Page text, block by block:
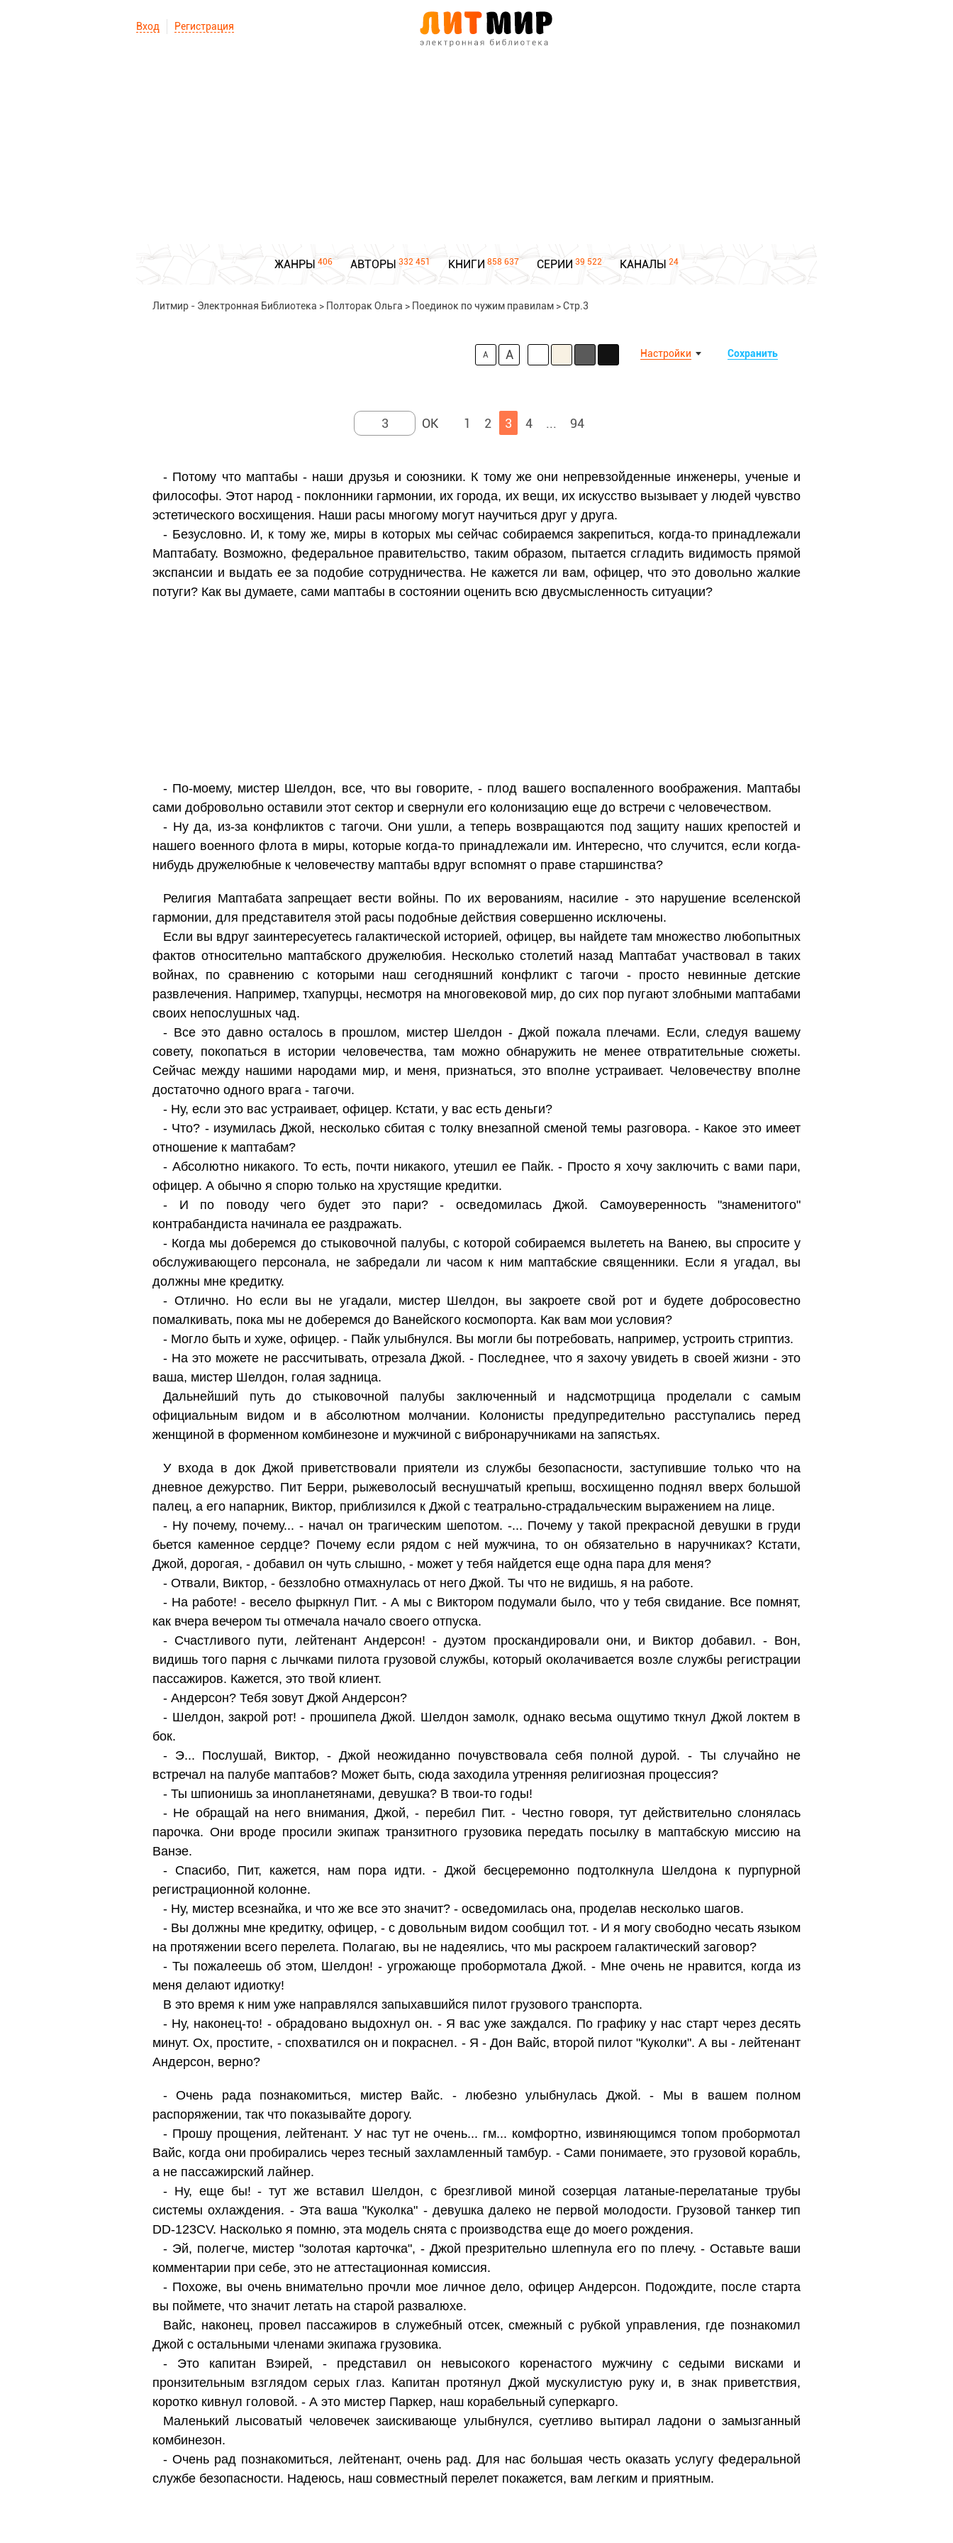
Вход Регистрация
ЖАНРЫ 406 АВТОРЫ 332 451 КНИГИ 858 637 СЕРИИ 39 522 КАНАЛЫ 24
Литмир - Электронная Библиотека > Полторак Ольга > Поединок по чужим правилам >Стр.3
Сохранить
Настройки
A A
1 2 3 4 ... 94
- Потому что маптабы - наши друзья и союзники. К тому же они непревзойденные инженеры, ученые и
философы. Этот народ - поклонники гармонии, их города, их вещи, их искусство вызывает у людей чувство
эстетического восхищения. Наши расы многому могут научиться друг у друга.
- Безусловно. И, к тому же, миры в которых мы сейчас собираемся закрепиться, когда-то принадлежали
Маптабату. Возможно, федеральное правительство, таким образом, пытается сгладить видимость прямой
экспансии и выдать ее за подобие сотрудничества. Не кажется ли вам, офицер, что это довольно жалкие
потуги? Как вы думаете, сами маптабы в состоянии оценить всю двусмысленность ситуации?
- По-моему, мистер Шелдон, все, что вы говорите, - плод вашего воспаленного воображения. Маптабы
сами добровольно оставили этот сектор и свернули его колонизацию еще до встречи с человечеством.
- Ну да, из-за конфликтов с тагочи. Они ушли, а теперь возвращаются под защиту наших крепостей и
нашего военного флота в миры, которые когда-то принадлежали им. Интересно, что случится, если когда-
нибудь дружелюбные к человечеству маптабы вдруг вспомнят о праве старшинства?
Религия Маптабата запрещает вести войны. По их верованиям, насилие - это нарушение вселенской
гармонии, для представителя этой расы подобные действия совершенно исключены.
Если вы вдруг заинтересуетесь галактической историей, офицер, вы найдете там множество любопытных
фактов относительно маптабского дружелюбия. Несколько столетий назад Маптабат участвовал в таких
войнах, по сравнению с которыми наш сегодняшний конфликт с тагочи - просто невинные детские
развлечения. Например, тхапурцы, несмотря на многовековой мир, до сих пор пугают злобными маптабами
своих непослушных чад.
- Все это давно осталось в прошлом, мистер Шелдон - Джой пожала плечами. Если, следуя вашему
совету, покопаться в истории человечества, там можно обнаружить не менее отвратительные сюжеты.
Сейчас между нашими народами мир, и меня, признаться, это вполне устраивает. Человечеству вполне
достаточно одного врага - тагочи.
- Ну, если это вас устраивает, офицер. Кстати, у вас есть деньги?
- Что? - изумилась Джой, несколько сбитая с толку внезапной сменой темы разговора. - Какое это имеет
отношение к маптабам?
- Абсолютно никакого. То есть, почти никакого, утешил ее Пайк. - Просто я хочу заключить с вами пари,
офицер. А обычно я спорю только на хрустящие кредитки.
- И по поводу чего будет это пари? - осведомилась Джой. Самоуверенность "знаменитого"
контрабандиста начинала ее раздражать.
- Когда мы доберемся до стыковочной палубы, с которой собираемся вылететь на Ванею, вы спросите у
обслуживающего персонала, не забредали ли часом к ним маптабские священники. Если я угадал, вы
должны мне кредитку.
- Отлично. Но если вы не угадали, мистер Шелдон, вы закроете свой рот и будете добросовестно
помалкивать, пока мы не доберемся до Ванейского космопорта. Как вам мои условия?
- Могло быть и хуже, офицер. - Пайк улыбнулся. Вы могли бы потребовать, например, устроить стриптиз.
- На это можете не рассчитывать, отрезала Джой. - Последнее, что я захочу увидеть в своей жизни - это
ваша, мистер Шелдон, голая задница.
Дальнейший путь до стыковочной палубы заключенный и надсмотрщица проделали с самым
официальным видом и в абсолютном молчании. Колонисты предупредительно расступались перед
женщиной в форменном комбинезоне и мужчиной с вибронаручниками на запястьях.
У входа в док Джой приветствовали приятели из службы безопасности, заступившие только что на
дневное дежурство. Пит Берри, рыжеволосый веснушчатый крепыш, восхищенно поднял вверх большой
палец, а его напарник, Виктор, приблизился к Джой с театрально-страдальческим выражением на лице.
- Ну почему, почему... - начал он трагическим шепотом. -... Почему у такой прекрасной девушки в груди
бьется каменное сердце? Почему если рядом с ней мужчина, то он обязательно в наручниках? Кстати,
Джой, дорогая, - добавил он чуть слышно, - может у тебя найдется еще одна пара для меня?
- Отвали, Виктор, - беззлобно отмахнулась от него Джой. Ты что не видишь, я на работе.
- На работе! - весело фыркнул Пит. - А мы с Виктором подумали было, что у тебя свидание. Все помнят,
как вчера вечером ты отмечала начало своего отпуска.
- Счастливого пути, лейтенант Андерсон! - дуэтом проскандировали они, и Виктор добавил. - Вон,
видишь того парня с лычками пилота грузовой службы, который околачивается возле службы регистрации
пассажиров. Кажется, это твой клиент.
- Андерсон? Тебя зовут Джой Андерсон?
- Шелдон, закрой рот! - прошипела Джой. Шелдон замолк, однако весьма ощутимо ткнул Джой локтем в
бок.
- Э... Послушай, Виктор, - Джой неожиданно почувствовала себя полной дурой. - Ты случайно не
встречал на палубе маптабов? Может быть, сюда заходила утренняя религиозная процессия?
- Ты шпионишь за инопланетянами, девушка? В твои-то годы!
- Не обращай на него внимания, Джой, - перебил Пит. - Честно говоря, тут действительно слонялась
парочка. Они вроде просили экипаж транзитного грузовика передать посылку в маптабскую миссию на
Ванэе.
- Спасибо, Пит, кажется, нам пора идти. - Джой бесцеремонно подтолкнула Шелдона к пурпурной
регистрационной колонне.
- Ну, мистер всезнайка, и что же все это значит? - осведомилась она, проделав несколько шагов.
- Вы должны мне кредитку, офицер, - с довольным видом сообщил тот. - И я могу свободно чесать языком
на протяжении всего перелета. Полагаю, вы не надеялись, что мы раскроем галактический заговор?
- Ты пожалеешь об этом, Шелдон! - угрожающе пробормотала Джой. - Мне очень не нравится, когда из
меня делают идиотку!
В это время к ним уже направлялся запыхавшийся пилот грузового транспорта.
- Ну, наконец-то! - обрадовано выдохнул он. - Я вас уже заждался. По графику у нас старт через десять
минут. Ох, простите, - спохватился он и покраснел. - Я - Дон Вайс, второй пилот "Куколки". А вы - лейтенант
Андерсон, верно?
- Очень рада познакомиться, мистер Вайс. - любезно улыбнулась Джой. - Мы в вашем полном
распоряжении, так что показывайте дорогу.
- Прошу прощения, лейтенант. У нас тут не очень... гм... комфортно, извиняющимся топом пробормотал
Вайс, когда они пробирались через тесный захламленный тамбур. - Сами понимаете, это грузовой корабль,
а не пассажирский лайнер.
- Ну, еще бы! - тут же вставил Шелдон, с брезгливой миной созерцая латаные-перелатаные трубы
системы охлаждения. - Эта ваша "Куколка" - девушка далеко не первой молодости. Грузовой танкер тип
DD-123CV. Насколько я помню, эта модель снята с производства еще до моего рождения.
- Эй, полегче, мистер "золотая карточка", - Джой презрительно шлепнула его по плечу. - Оставьте ваши
комментарии при себе, это не аттестационная комиссия.
- Похоже, вы очень внимательно прочли мое личное дело, офицер Андерсон. Подождите, после старта
вы поймете, что значит летать на старой развалюхе.
Вайс, наконец, провел пассажиров в служебный отсек, смежный с рубкой управления, где познакомил
Джой с остальными членами экипажа грузовика.
- Это капитан Вэирей, - представил он невысокого коренастого мужчину с седыми висками и
пронзительным взглядом серых глаз. Капитан протянул Джой мускулистую руку и, в знак приветствия,
коротко кивнул головой. - А это мистер Паркер, наш корабельный суперкарго.
Маленький лысоватый человечек заискивающе улыбнулся, суетливо вытирал ладони о замызганный
комбинезон.
- Очень рад познакомиться, лейтенант, очень рад. Для нас большая честь оказать услугу федеральной
службе безопасности. Надеюсь, наш совместный перелет покажется, вам легким и приятным.